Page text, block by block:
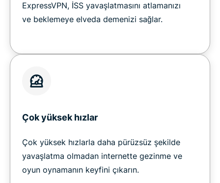
ExpressVPN, İSS yavaşlatmasını atlamanızı
ve beklemeye elveda demenizi sağlar.
Çok yüksek hızlar
Çok yüksek hızlarla daha pürüzsüz şekilde
yavaşlatma olmadan internette gezinme ve
oyun oynamanın keyfini çıkarın.